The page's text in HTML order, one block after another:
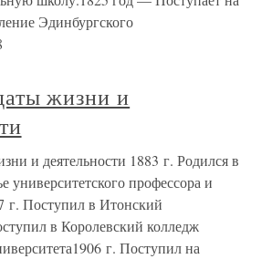
Эдинбургского
жизни и
и деятельности 1883 г. Родился в
университетского профессора и
г. Поступил в Итонский
в Королевский колледж
г. Поступил на